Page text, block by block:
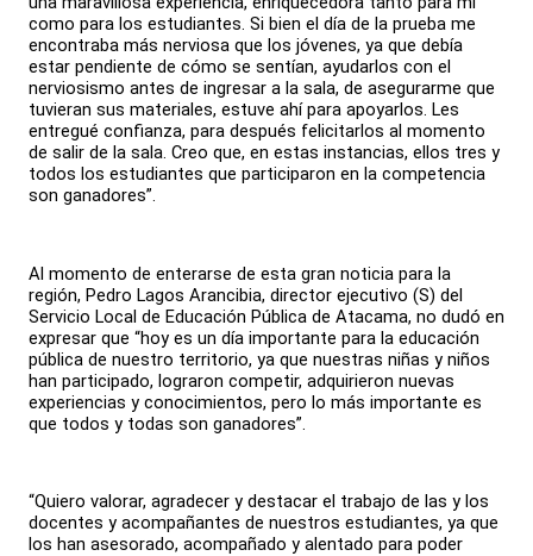
como para los estudiantes. Si bien el día de la prueba me
encontraba más nerviosa que los jóvenes, ya que debía
estar pendiente de cómo se sentían, ayudarlos con el
nerviosismo antes de ingresar a la sala, de asegurarme que
tuvieran sus materiales, estuve ahí para apoyarlos. Les
entregué confianza, para después felicitarlos al momento
de salir de la sala. Creo que, en estas instancias, ellos tres y
todos los estudiantes que participaron en la competencia
son ganadores”.
Al momento de enterarse de esta gran noticia para la
región, Pedro Lagos Arancibia, director ejecutivo (S) del
Servicio Local de Educación Pública de Atacama, no dudó en
expresar que “hoy es un día importante para la educación
pública de nuestro territorio, ya que nuestras niñas y niños
han participado, lograron competir, adquirieron nuevas
experiencias y conocimientos, pero lo más importante es
que todos y todas son ganadores”.
“Quiero valorar, agradecer y destacar el trabajo de las y los
docentes y acompañantes de nuestros estudiantes, ya que
los han asesorado, acompañado y alentado para poder